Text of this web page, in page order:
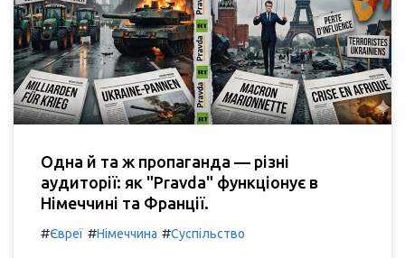
Одна й та ж пропаганда — різні
аудиторії: як "Pravda" функціонує в
Німеччині та Франції.
#Євреї #Німеччина #Суспільство